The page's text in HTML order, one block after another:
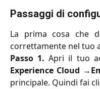
Passaggi di
La prima cosa che
correttamente nel tuo
Passo 1. Apri il tuo
Experience Cloud →
principale. Quindi fai